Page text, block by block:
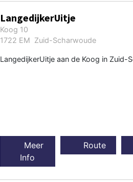
LangedijkerUitje
Koog 10
1722 EM Zuid-Scharwoude
LangedijkerUitje aan de Koog in Zuid-
Meer
Info
Route